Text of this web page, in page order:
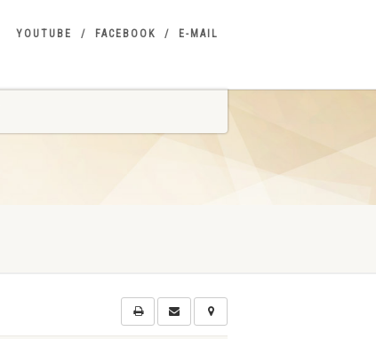
YOUTUBE FACEBOOK E-MAIL